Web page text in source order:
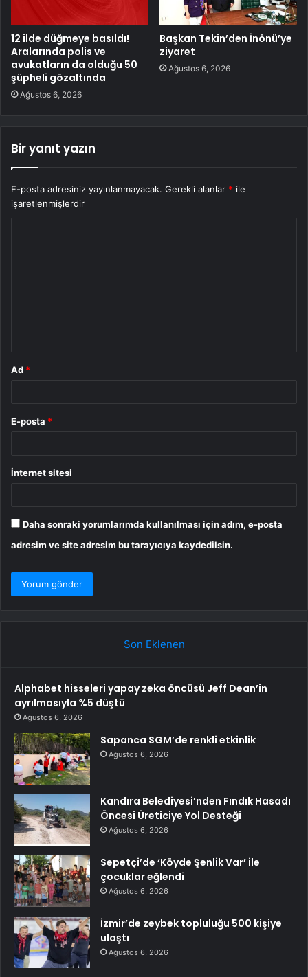
12 ilde düğmeye basıldı!
Aralarında polis ve
avukatların da olduğu 50
şüpheli gözaltında
Ağustos 6, 2026
Başkan Tekin’den İnönü’ye
ziyaret
Ağustos 6, 2026
Bir yanıt yazın
E-posta adresiniz yayınlanmayacak. Gerekli alanlar * ile
işaretlenmişlerdir
Ad *
E-posta *
İnternet sitesi
Daha sonraki yorumlarımda kullanılması için adım, e-posta
adresim ve site adresim bu tarayıcıya kaydedilsin.
Son Eklenen
Alphabet hisseleri yapay zeka öncüsü Jeff Dean’in
ayrılmasıyla %5 düştü
Ağustos 6, 2026
Sapanca SGM’de renkli etkinlik
Ağustos 6, 2026
Kandıra Belediyesi’nden Fındık Hasadı
Öncesi Üreticiye Yol Desteği
Ağustos 6, 2026
Sepetçi’de ‘Köyde Şenlik Var’ ile
çocuklar eğlendi
Ağustos 6, 2026
İzmir’de zeybek topluluğu 500 kişiye
ulaştı
Ağustos 6, 2026